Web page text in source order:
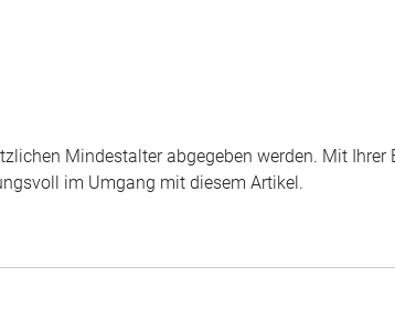
Mindestalter abgegeben werden. Mit Ihrer
im Umgang mit diesem Artikel.